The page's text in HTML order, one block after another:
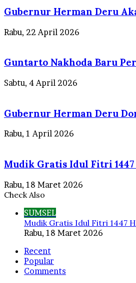
Gubernur Herman Deru
Rabu, 22 April 2026
Guntarto Nakhoda Baru
Sabtu, 4 April 2026
Gubernur Herman Deru
Rabu, 1 April 2026
Mudik Gratis Idul Fitri
Rabu, 18 Maret 2026
Check Also
SUMSEL
Mudik Gratis Idul Fitri 1447
Rabu, 18 Maret 2026
Recent
Popular
Comments